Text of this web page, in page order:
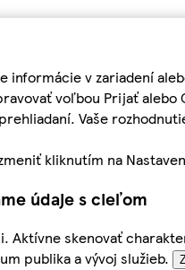
informácie v zariadení
voľbou Prijať
Vaše
kliknutím na
údaje s cieľom
Aktívne skenovať
publika a vývoj služieb.